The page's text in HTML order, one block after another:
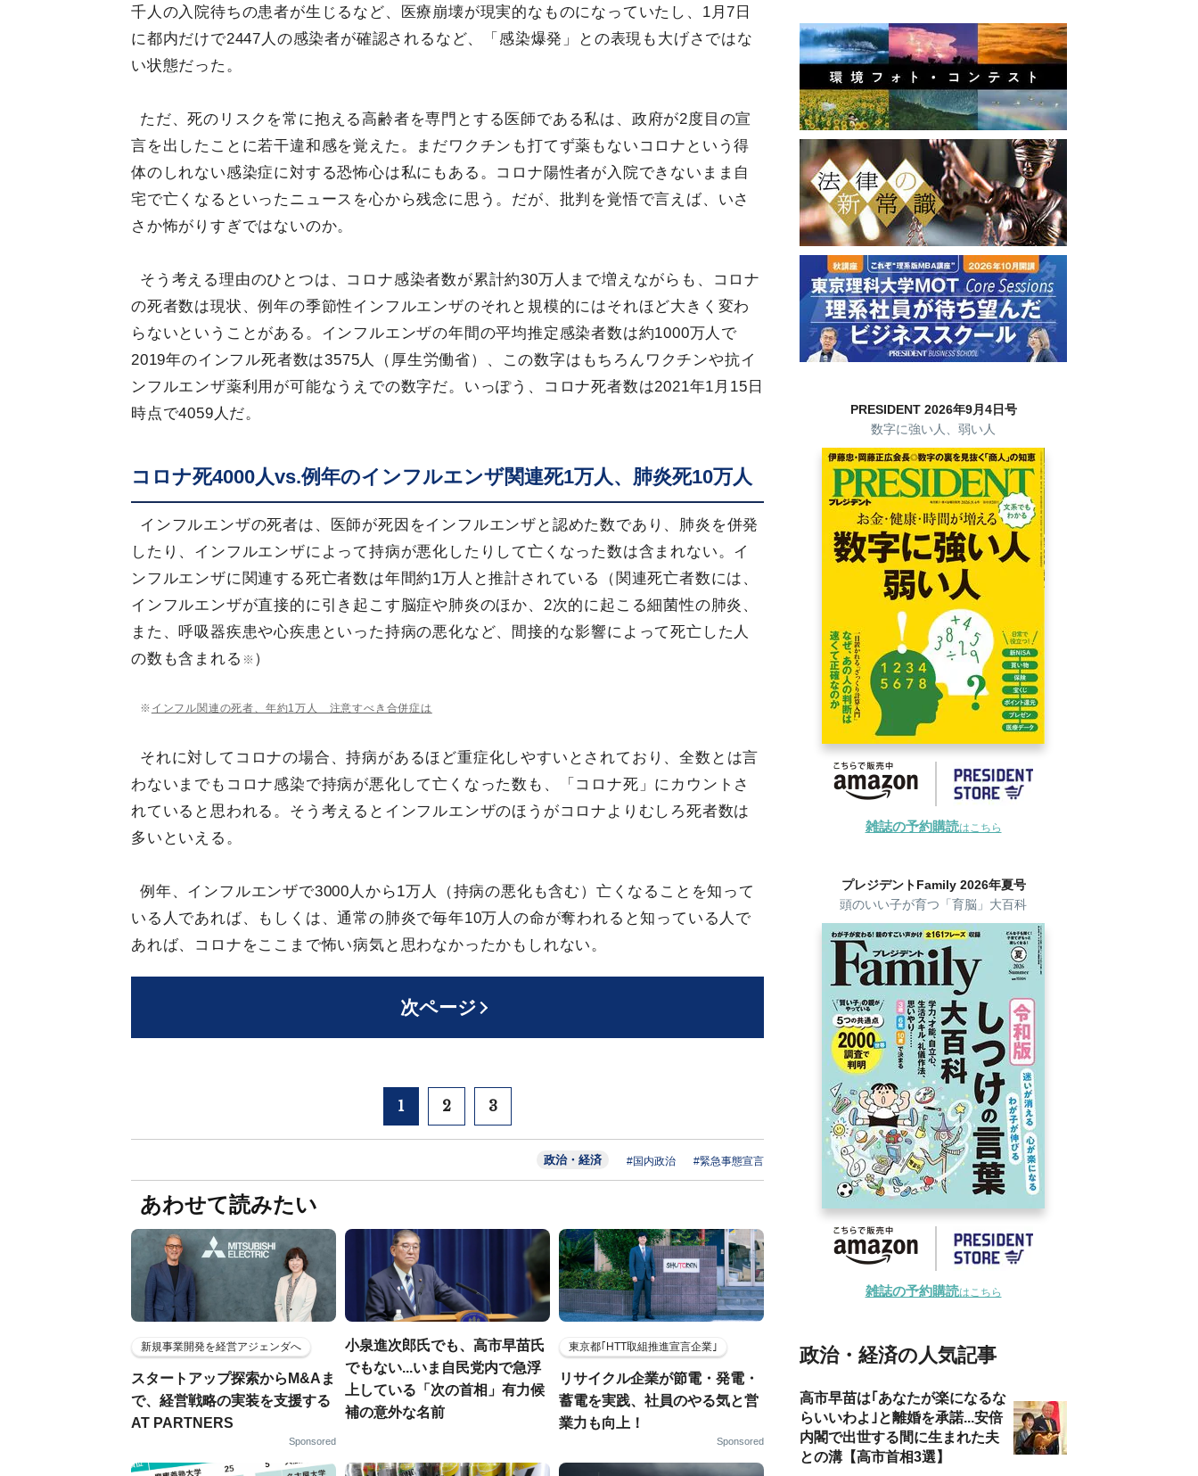
千人の入院待ちの患者が生じるなど、医療崩壊が現実的なものになっていたし、1月7日
に都内だけで2447人の感染者が確認されるなど、「感染爆発」との表現も大げさではな
い状態だった。
ただ、死のリスクを常に抱える高齢者を専門とする医師である私は、政府が2度目の宣
言を出したことに若干違和感を覚えた。まだワクチンも打てず薬もないコロナという得
体のしれない感染症に対する恐怖心は私にもある。コロナ陽性者が入院できないまま自
宅で亡くなるといったニュースを心から残念に思う。だが、批判を覚悟で言えば、いさ
さか怖がりすぎではないのか。
そう考える理由のひとつは、コロナ感染者数が累計約30万人まで増えながらも、コロナ
の死者数は現状、例年の季節性インフルエンザのそれと規模的にはそれほど大きく変わ
らないということがある。インフルエンザの年間の平均推定感染者数は約1000万人で
2019年のインフル死者数は3575人（厚生労働省）、この数字はもちろんワクチンや抗イ
ンフルエンザ薬利用が可能なうえでの数字だ。いっぽう、コロナ死者数は2021年1月15日
時点で4059人だ。
コロナ死4000人vs.例年のインフルエンザ関連死1万人、肺炎死10万人
インフルエンザの死者は、医師が死因をインフルエンザと認めた数であり、肺炎を併発
したり、インフルエンザによって持病が悪化したりして亡くなった数は含まれない。イ
ンフルエンザに関連する死亡者数は年間約1万人と推計されている（関連死亡者数には、
インフルエンザが直接的に引き起こす脳症や肺炎のほか、2次的に起こる細菌性の肺炎、
また、呼吸器疾患や心疾患といった持病の悪化など、間接的な影響によって死亡した人
の数も含まれる ※ ）
※ インフル関連の死者、年約1万人 注意すべき合併症は
それに対してコロナの場合、持病があるほど重症化しやすいとされており、全数とは言
わないまでもコロナ感染で持病が悪化して亡くなった数も、「コロナ死」にカウントさ
れていると思われる。そう考えるとインフルエンザのほうがコロナよりむしろ死者数は
多いといえる。
例年、インフルエンザで3000人から1万人（持病の悪化も含む）亡くなることを知って
いる人であれば、もしくは、通常の肺炎で毎年10万人の命が奪われると知っている人で
あれば、コロナをここまで怖い病気と思わなかったかもしれない。
次ページ
1 2 3
政治・経済 #国内政治 #緊急事態宣言
あわせて読みたい
新規事業開発を経営アジェンダへ
スタートアップ探索からM&Aま
で、経営戦略の実装を支援する
AT PARTNERS
Sponsored
小泉進次郎氏でも、高市早苗氏
でもない...いま自民党内で急浮
上している「次の首相」有力候
補の意外な名前
東京都｢HTT取組推進宣言企業｣
リサイクル企業が節電・発電・
蓄電を実践、社員のやる気と営
業力も向上！
Sponsored
PRESIDENT 2026年9月4日号
数字に強い人、弱い人
雑誌の予約購読はこちら
プレジデントFamily 2026年夏号
頭のいい子が育つ「育脳」大百科
雑誌の予約購読はこちら
政治・経済の人気記事
高市早苗は｢あなたが楽になるな
らいいわよ｣と離婚を承諾...安倍
内閣で出世する間に生まれた夫
との溝【高市首相3選】